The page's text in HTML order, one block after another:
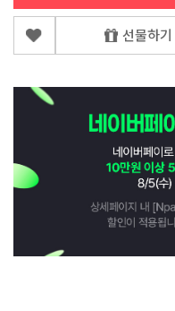
선물하기